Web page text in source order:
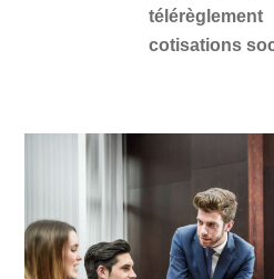
cotisations